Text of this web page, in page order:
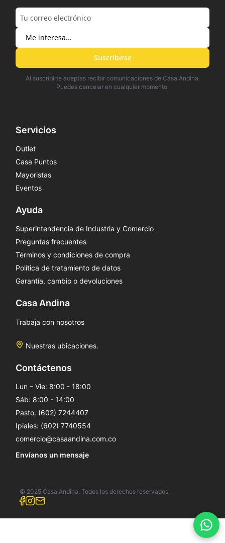
Suscribirse
Al suscribirte aceptas recibir comunicaciones de Casa Andina.
Puedes cancelar en cualquier momento.
Servicios
Outlet
Casa Puntos
Mayoristas
Eventos
Ayuda
Superintendencia de Industria y Comercio
Preguntas frecuentes
Términos y condiciones de compra
Política de tratamiento de datos
Garantía, cambio o devoluciones
Casa Andina
Trabaja con nosotros
Nuestras ubicaciones.
Contáctenos
Lun – Vie: 8:00 - 18:00
Sáb: 8:00 - 14:00
Pasto: (602) 7244407
Ipiales: (602) 7740554
comercio@casaandina.com.co
Envíanos un mensaje
© 2025 Casa Andina. Todos los derechos reservados.